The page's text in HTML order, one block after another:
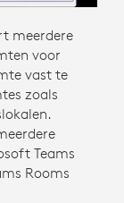
meerdere
voor
vast te
zoals
Teams
Rooms
flexibele
een
te creëren.
geeft
en
in de